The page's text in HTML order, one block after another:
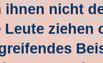
nicht
ziehen